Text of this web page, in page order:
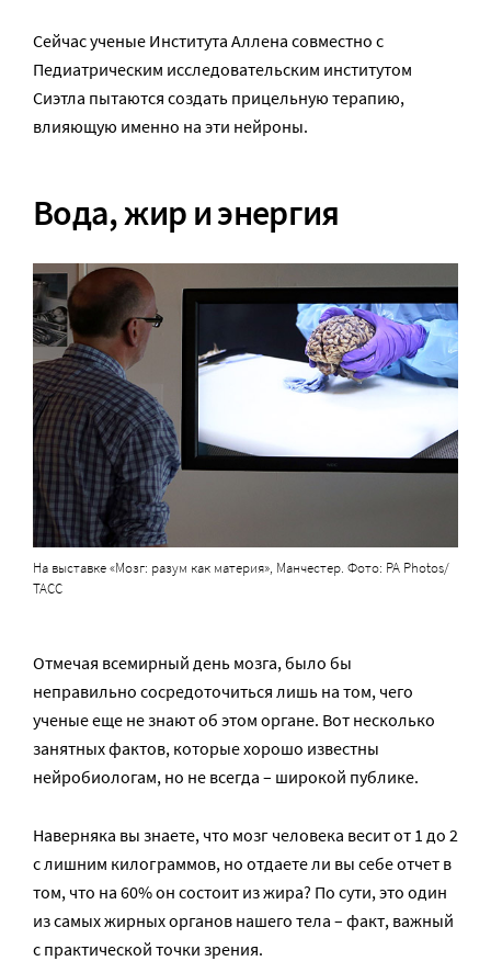
Сейчас ученые Института Аллена совместно с
Педиатрическим исследовательским институтом
Сиэтла пытаются создать прицельную терапию,
влияющую именно на эти нейроны.
Вода, жир и энергия
На выставке «Мозг: разум как материя», Манчестер. Фото: PA Photos/
ТАСС
Отмечая всемирный день мозга, было бы
неправильно сосредоточиться лишь на том, чего
ученые еще не знают об этом органе. Вот несколько
занятных фактов, которые хорошо известны
нейробиологам, но не всегда – широкой публике.
Наверняка вы знаете, что мозг человека весит от 1 до 2
с лишним килограммов, но отдаете ли вы себе отчет в
том, что на 60% он состоит из жира? По сути, это один
из самых жирных органов нашего тела – факт, важный
с практической точки зрения.